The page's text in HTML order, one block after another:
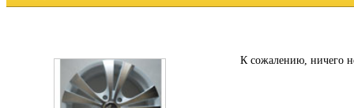
К сожалению, ничего